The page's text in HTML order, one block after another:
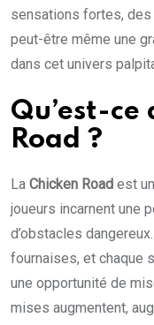
sensations fortes,
peut-être même une
dans cet univers
Qu’est-ce
Road ?
La Chicken Road est
joueurs incarnent une
d’obstacles
fournaises, et chaque
une opportunité de
mises augmentent,